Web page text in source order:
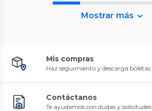
Mostrar más
Mis compras
Haz seguimiento y descarga boletas
Contáctanos
Te ayudamos con dudas y solicitudes